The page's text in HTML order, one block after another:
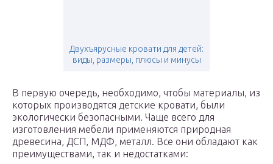
Двухъярусные кровати для детей:
виды, размеры, плюсы и минусы
В первую очередь, необходимо, чтобы материалы, из
которых производятся детские кровати, были
экологически безопасными. Чаще всего для
изготовления мебели применяются природная
древесина, ДСП, МДФ, металл. Все они обладают как
преимуществами, так и недостатками: